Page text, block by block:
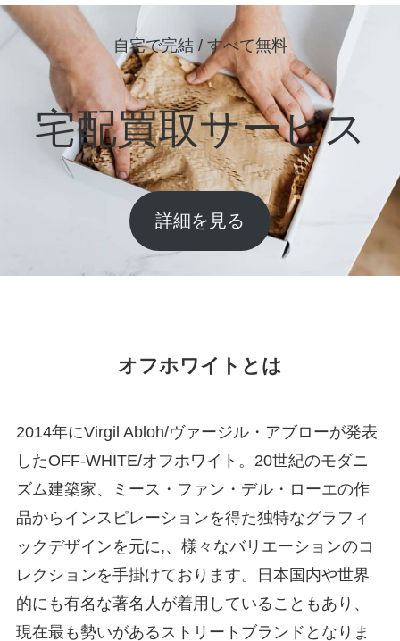
自宅で完結 / すべて無料
宅配買取サービス
詳細を見る
オフホワイトとは
2014年にVirgil Abloh/ヴァージル・アブローが発表
したOFF-WHITE/オフホワイト。20世紀のモダニ
ズム建築家、ミース・ファン・デル・ローエの作
品からインスピレーションを得た独特なグラフィ
ックデザインを元に,、様々なバリエーションのコ
レクションを手掛けております。日本国内や世界
的にも有名な著名人が着用していることもあり、
現在最も勢いがあるストリートブランドとなりま